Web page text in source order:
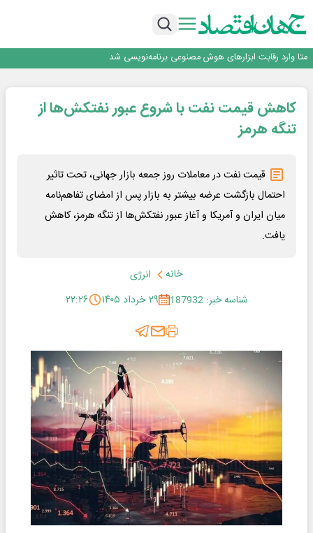
جمنای دستیار اصلی گوشی‌های اندرویدی می‌شود
متا وارد رقابت ابزارهای هوش مصنوعی برنامه‌نویسی شد
فیلم|ببینید:
جمنای دستیار اصلی گوشی‌های اندرویدی می‌شود
برنده این رقابت داستان‌نویسی، انسان نبود!
کاهش قیمت نفت با شروع عبور نفتکش‌ها از
تنگه هرمز
قیمت نفت در معاملات روز جمعه بازار جهانی، تحت تاثیر
احتمال بازگشت عرضه بیشتر به بازار پس از امضای تفاهم‌نامه
میان ایران و آمریکا و آغاز عبور نفتکش‌ها از تنگه هرمز، کاهش
یافت.
خانه
انرژی
شناسه خبر: 187932
۲۹ خرداد ۱۴۰۵ ۲۲:۲۶